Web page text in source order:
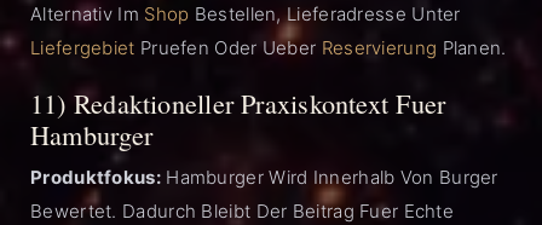
Alternativ Im Shop Bestellen, Lieferadresse Unter
Liefergebiet Pruefen Oder Ueber Reservierung Planen.
11) Redaktioneller Praxiskontext Fuer
Hamburger
Produktfokus:Hamburger Wird Innerhalb Von Burger
Bewertet. Dadurch Bleibt Der Beitrag Fuer Echte